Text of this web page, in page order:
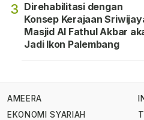
3 Direhabilitasi dengan
Konsep Kerajaan
Masjid Al Fathul Akbar
Jadi Ikon Palembang
AMEERA
EKONOMI SYARIAH